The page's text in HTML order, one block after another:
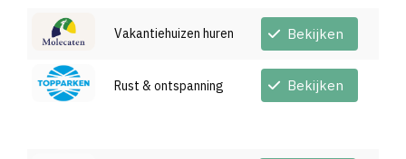
Vakantiehuizen huren Bekijken
Rust & ontspanning Bekijken